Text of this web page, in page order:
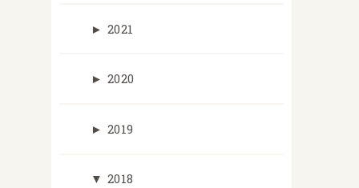
► 2021
► 2020
► 2019
▼ 2018